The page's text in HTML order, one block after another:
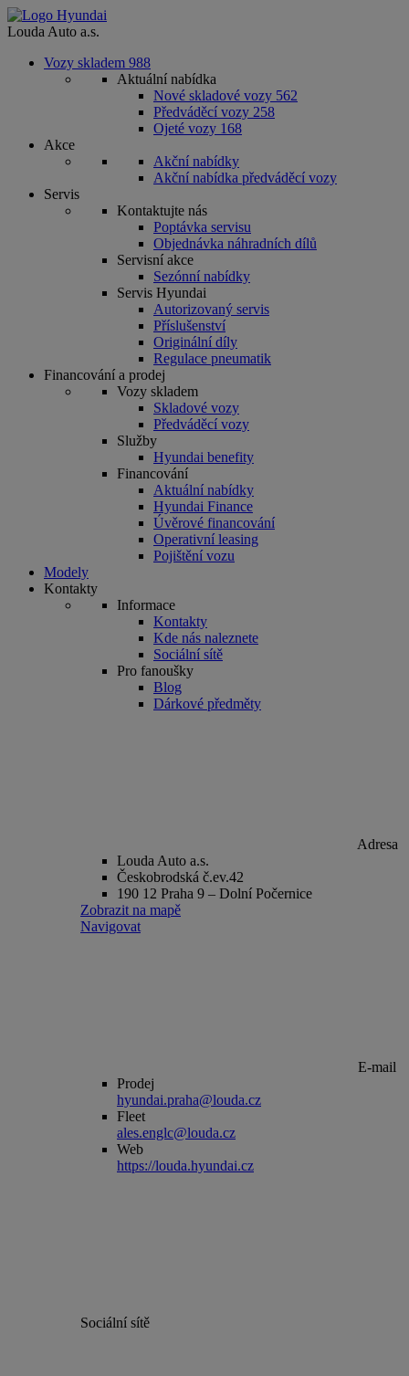
Louda Auto a.s.
Vozy skladem 988
Aktuální nabídka
Nové skladové vozy 562
Předváděcí vozy 258
Ojeté vozy 168
Akce
Akční nabídky
Akční nabídka předváděcí vozy
Servis
Kontaktujte nás
Poptávka servisu
Objednávka náhradních dílů
Servisní akce
Sezónní nabídky
Servis Hyundai
Autorizovaný servis
Příslušenství
Originální díly
Regulace pneumatik
Financování a prodej
Vozy skladem
Skladové vozy
Předváděcí vozy
Služby
Hyundai benefity
Financování
Aktuální nabídky
Hyundai Finance
Úvěrové financování
Operativní leasing
Pojištění vozu
Modely
Kontakty
Informace
Kontakty
Kde nás naleznete
Sociální sítě
Pro fanoušky
Blog
Dárkové předměty
Adresa
Louda Auto a.s.
Českobrodská č.ev.42
190 12 Praha 9 – Dolní Počernice
Zobrazit na mapě
Navigovat
E-mail
Prodej
hyundai.praha@louda.cz
Fleet
ales.englc@louda.cz
Web
https://louda.hyundai.cz
Sociální sítě